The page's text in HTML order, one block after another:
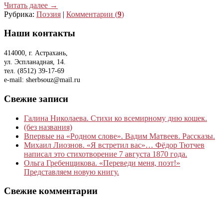
Читать далее →
Рубрика: Поэзия | Комментарии (9)
Наши контакты
414000, г. Астрахань,
ул. Эспланадная, 14.
тел. (8512) 39-17-69
e-mail: sherbsouz@mail.ru
Свежие записи
Галина Николаева. Стихи ко всемирному дню кошек.
(без названия)
Впервые на «Родном слове». Вадим Матвеев. Рассказы.
Михаил Лиознов. «Я встретил вас»… Фёдор Тютчев
написал это стихотворение 7 августа 1870 года.
Ольга Гребенщикова. «Переведи меня, поэт!»
Представляем новую книгу.
Свежие комментарии